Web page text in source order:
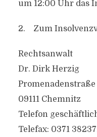
um 12:00 Uhr das
2. Zum
Rechtsanwalt
Dr. Dirk Herzig
Promenadenstraße
09111 Chemnitz
Telefon
Telefax: 0371